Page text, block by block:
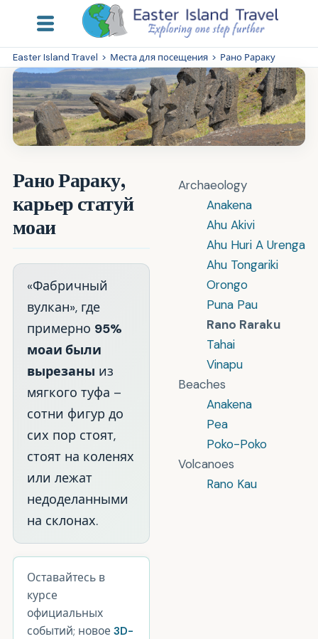
Easter Island Travel > Места для посещения > Рано Рараку
Archaeology
Anakena
Ahu Akivi
Ahu Huri A Urenga
Ahu Tongariki
Orongo
Puna Pau
Rano Raraku
Tahai
Vinapu
Beaches
Anakena
Pea
Poko-Poko
Volcanoes
Rano Kau
Рано Рараку,
карьер статуй
моаи
«Фабричный
вулкан», где
примерно 95%
моаи были
вырезаны из
мягкого туфа –
сотни фигур до
сих пор стоят,
стоят на коленях
или лежат
недоделанными
на склонах.
Оставайтесь в
курсе
официальных
событий; новое3D-